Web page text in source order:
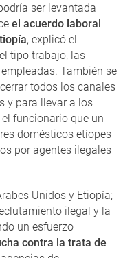
ser levantada
el acuerdo laboral
, explicó el
tipo trabajo, las
También se
todos los canales
y para llevar a los
funcionario que un
domésticos etíopes
por agentes ilegales
Unidos y Etiopía;
ilegal y la
un esfuerzo
contra la trata de